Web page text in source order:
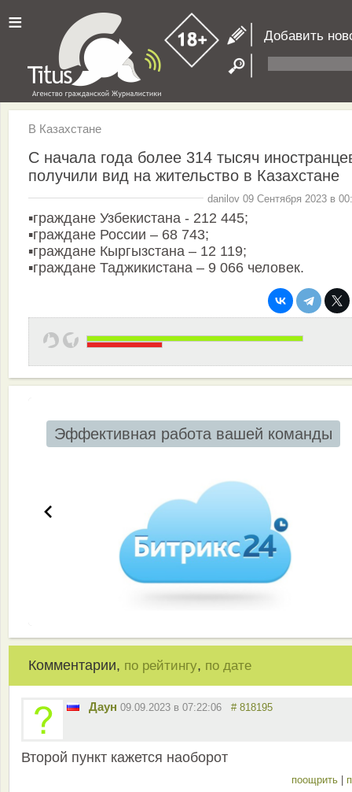
≡ Добавить
В Казахстане
С начала года более 314 тысяч
получили вид на жительство в Казахстане
danilov 09 Сентября 2023 в
▪️граждане Узбекистана - 212 445;
▪️граждане России – 68 743;
▪️граждане Кыргызстана – 12 119;
▪️граждане Таджикистана – 9 066 человек.
Эффективная работа вашей команды
Комментарии, по рейтингу, по дате
Даун 09.09.2023 в 07:22:06 # 818195
Второй пункт кажется наоборот
поощрить